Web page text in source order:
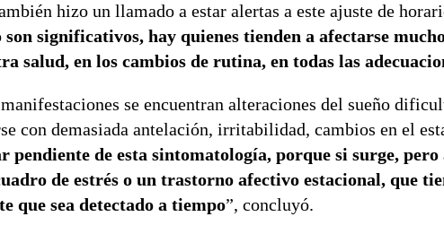
hizo un llamado a estar alertas a este ajuste de
significativos, hay quienes tienden a afectarse
salud, en los cambios de rutina, en todas las
se encuentran alteraciones del sueño
con demasiada antelación, irritabilidad, cambios en el
pendiente de esta sintomatología, porque si surge, pero
de estrés o un trastorno afectivo estacional, que
que sea detectado a tiempo”, concluyó.